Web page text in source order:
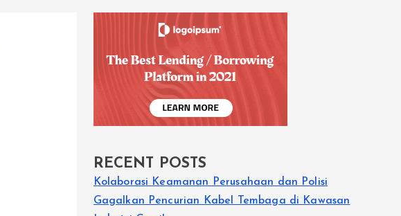
RECENT POSTS
Kolaborasi Keamanan Perusahaan dan Polisi
Gagalkan Pencurian Kabel Tembaga di Kawasan